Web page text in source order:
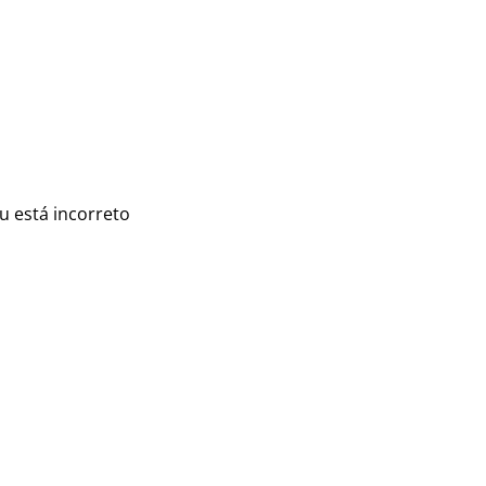
está incorreto